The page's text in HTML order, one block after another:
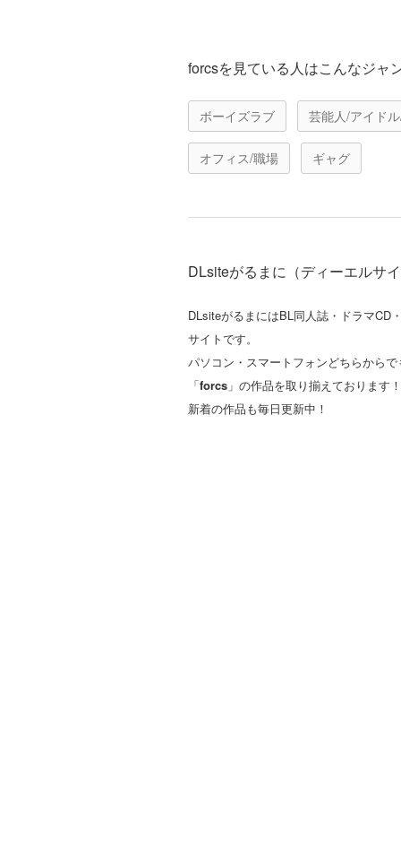
forcsを見ている人はこんなジャ
ボーイズラブ 芸能人/アイド
オフィス/職場 ギャグ
DLsiteがるまに（ディーエルサ
DLsiteがるまにはBL同人誌・ドラマCD
サイトです。
パソコン・スマートフォンどちらから
「forcs 」の作品を取り揃えております！
新着の作品も毎日更新中！